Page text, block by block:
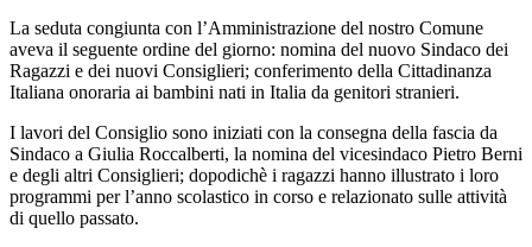
La seduta congiunta con l’Amministrazione del nostro Comune
aveva il seguente ordine del giorno: nomina del nuovo Sindaco dei
Ragazzi e dei nuovi Consiglieri; conferimento della Cittadinanza
Italiana onoraria ai bambini nati in Italia da genitori stranieri.
I lavori del Consiglio sono iniziati con la consegna della fascia da
Sindaco a Giulia Roccalberti, la nomina del vicesindaco Pietro Berni
e degli altri Consiglieri; dopodichè i ragazzi hanno illustrato i loro
programmi per l’anno scolastico in corso e relazionato sulle attività
di quello passato.